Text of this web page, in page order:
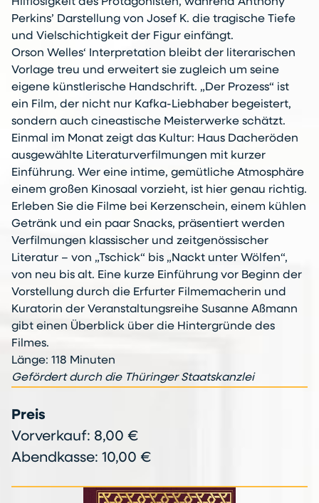
Hilflosigkeit des Protagonisten, während Anthony
Perkins’ Darstellung von Josef K. die tragische Tiefe
und Vielschichtigkeit der Figur einfängt.
Orson Welles‘ Interpretation bleibt der literarischen
Vorlage treu und erweitert sie zugleich um seine
eigene künstlerische Handschrift. „Der Prozess“ ist
ein Film, der nicht nur Kafka-Liebhaber begeistert,
sondern auch cineastische Meisterwerke schätzt.
Einmal im Monat zeigt das Kultur: Haus Dacheröden
ausgewählte Literaturverfilmungen mit kurzer
Einführung. Wer eine intime, gemütliche Atmosphäre
einem großen Kinosaal vorzieht, ist hier genau richtig.
Erleben Sie die Filme bei Kerzenschein, einem kühlen
Getränk und ein paar Snacks, präsentiert werden
Verfilmungen klassischer und zeitgenössischer
Literatur – von „Tschick“ bis „Nackt unter Wölfen“,
von neu bis alt. Eine kurze Einführung vor Beginn der
Vorstellung durch die Erfurter Filmemacherin und
Kuratorin der Veranstaltungsreihe Susanne Aßmann
gibt einen Überblick über die Hintergründe des
Filmes.
Länge: 118 Minuten
Gefördert durch die Thüringer Staatskanzlei
Preis
Vorverkauf: 8,00 €
Abendkasse: 10,00 €